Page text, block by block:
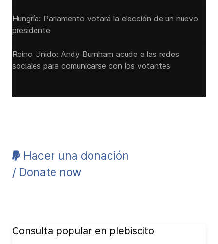
Hungría: Parlamento votará la elección de un nuevo
presidente
Reino Unido: Andy ‌Burnham acude a las redes
sociales para comunicarse con los votantes
Hacer una donación
/ Donate now
Consulta popular en plebiscito